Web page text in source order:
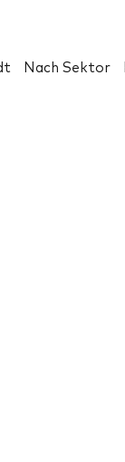
Nach Sektor